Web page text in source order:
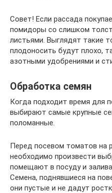
Совет! Если рассада
помидоры со слишком
листьями. Выглядят такие
плодоносить будут плохо,
азотными удобрениями и
Обработка семян
Когда подходит время для
выбирают самые крупные
поломанные.
Перед посевом томатов на
необходимо произвести
помещают в посуду и
Семена, поднявшиеся на
они пустые и не дадут